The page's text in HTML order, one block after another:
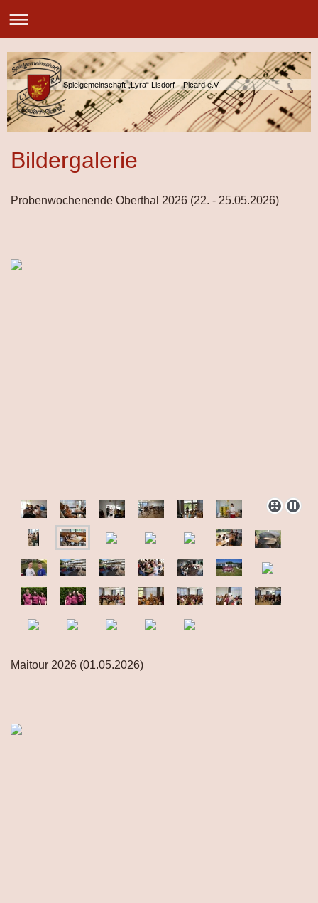
Spielgemeinschaft „Lyra“ Lisdorf – Picard e.V.
Bildergalerie
Probenwochenende Oberthal 2026 (22. - 25.05.2026)
Maitour 2026 (01.05.2026)